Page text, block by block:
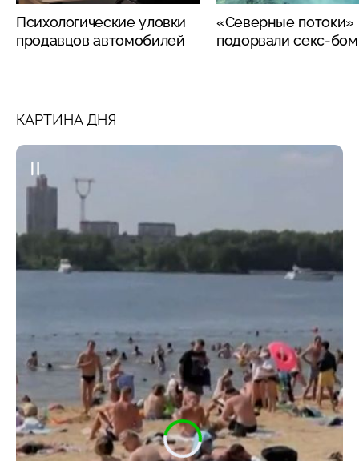
Психологические уловки
продавцов автомобилей
«Северные потоки»
подорвали секс-
КАРТИНА ДНЯ